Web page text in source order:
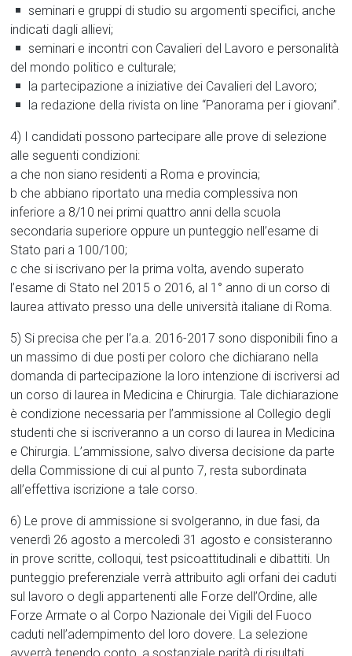
seminari e gruppi di studio su argomenti specifici, anche
indicati dagli allievi;
seminari e incontri con Cavalieri del Lavoro e personalità
del mondo politico e culturale;
la partecipazione a iniziative dei Cavalieri del Lavoro;
la redazione della rivista on line “Panorama per i giovani”.
4) I candidati possono partecipare alle prove di selezione
alle seguenti condizioni:
a che non siano residenti a Roma e provincia;
b che abbiano riportato una media complessiva non
inferiore a 8/10 nei primi quattro anni della scuola
secondaria superiore oppure un punteggio nell’esame di
Stato pari a 100/100;
c che si iscrivano per la prima volta, avendo superato
l’esame di Stato nel 2015 o 2016, al 1° anno di un corso di
laurea attivato presso una delle università italiane di Roma.
5) Si precisa che per l’a.a. 2016-2017 sono disponibili fino a
un massimo di due posti per coloro che dichiarano nella
domanda di partecipazione la loro intenzione di iscriversi ad
un corso di laurea in Medicina e Chirurgia. Tale dichiarazione
è condizione necessaria per l’ammissione al Collegio degli
studenti che si iscriveranno a un corso di laurea in Medicina
e Chirurgia. L’ammissione, salvo diversa decisione da parte
della Commissione di cui al punto 7, resta subordinata
all’effettiva iscrizione a tale corso.
6) Le prove di ammissione si svolgeranno, in due fasi, da
venerdì 26 agosto a mercoledì 31 agosto e consisteranno
in prove scritte, colloqui, test psicoattitudinali e dibattiti. Un
punteggio preferenziale verrà attribuito agli orfani dei caduti
sul lavoro o degli appartenenti alle Forze dell’Ordine, alle
Forze Armate o al Corpo Nazionale dei Vigili del Fuoco
caduti nell’adempimento del loro dovere. La selezione